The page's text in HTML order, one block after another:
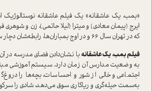
«بمب، یک عاشقانه» یک فیلم عاشقانه نوستالوژیک
ایرج (پیمان معادی) و میترا (لیلا حاتمی)، زن و شوهری
که در تهران سال 66 و در اوج بمباران‌ها، رابطه‌شان دچار سردی شده ا‌ست.
فیلم بمب، یک عاشقانهبا نشان‌دادن فضاي مدرسه در آن
به وضعیت مدارس آن زمان دارد. سيستم آموزشي
اجتماعی و خالي از شور و احساسات، بچه‌ها را
به‌سمت حيله‌گري و رياكاري سوق مي‌دهد، شادي را